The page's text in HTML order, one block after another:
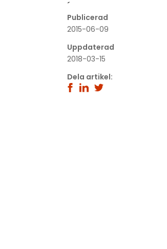
´
Publicerad
2015-06-09
Uppdaterad
2018-03-15
Dela artikel: